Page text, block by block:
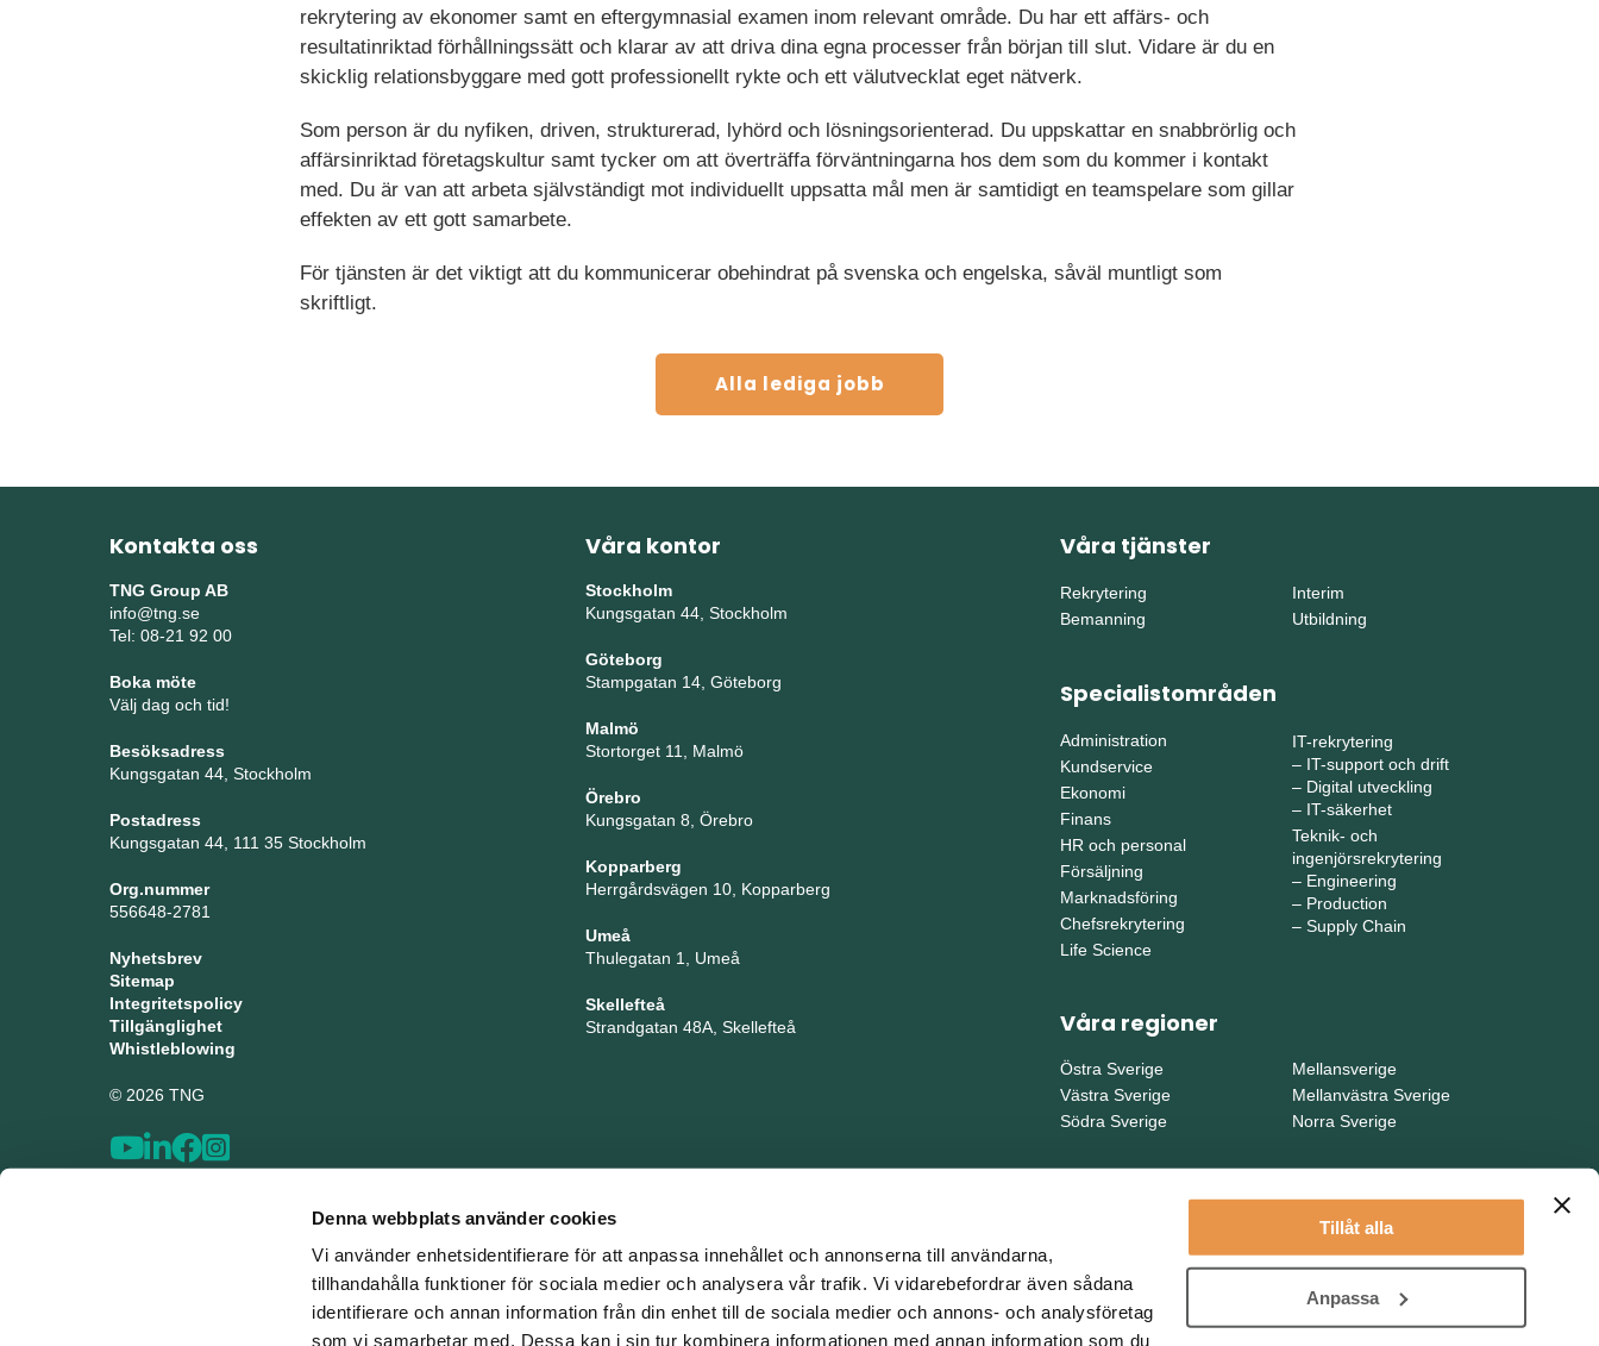
Denna webbplats använder cookies
Vi använder enhetsidentifierare för att anpassa innehållet och annonserna till användarna,
tillhandahålla funktioner för sociala medier och analysera vår trafik. Vi vidarebefordrar även sådana
identifierare och annan information från din enhet till de sociala medier och annons- och analysföretag
som vi samarbetar med. Dessa kan i sin tur kombinera informationen med annan information som du
Tillåt alla
Anpassa
rekrytering av ekonomer samt en eftergymnasial examen inom relevant område. Du har ett affärs- och
resultatinriktad förhållningssätt och klarar av att driva dina egna processer från början till slut. Vidare är du en
skicklig relationsbyggare med gott professionellt rykte och ett välutvecklat eget nätverk.
Som person är du nyfiken, driven, strukturerad, lyhörd och lösningsorienterad. Du uppskattar en snabbrörlig och
affärsinriktad företagskultur samt tycker om att överträffa förväntningarna hos dem som du kommer i kontakt
med. Du är van att arbeta självständigt mot individuellt uppsatta mål men är samtidigt en teamspelare som gillar
effekten av ett gott samarbete.
För tjänsten är det viktigt att du kommunicerar obehindrat på svenska och engelska, såväl muntligt som
skriftligt.
Alla lediga jobb
Kontakta oss
TNG Group AB
info@tng.se
Tel: 08-21 92 00
Boka möte
Välj dag och tid!
Besöksadress
Kungsgatan 44, Stockholm
Postadress
Kungsgatan 44, 111 35 Stockholm
Org.nummer
556648-2781
Nyhetsbrev
Sitemap
Integritetspolicy
Tillgänglighet
Whistleblowing
© 2026 TNG
Våra kontor
Stockholm
Kungsgatan 44, Stockholm
Göteborg
Stampgatan 14, Göteborg
Malmö
Stortorget 11, Malmö
Örebro
Kungsgatan 8, Örebro
Kopparberg
Herrgårdsvägen 10, Kopparberg
Umeå
Thulegatan 1, Umeå
Skellefteå
Strandgatan 48A, Skellefteå
Våra tjänster
Rekrytering
Bemanning
Interim
Utbildning
Specialistområden
Administration
Kundservice
Ekonomi
Finans
HR och personal
Försäljning
Marknadsföring
Chefsrekrytering
Life Science
IT-rekrytering
– IT-support och drift
– Digital utveckling
– IT-säkerhet
Teknik- och
ingenjörsrekrytering
– Engineering
– Production
– Supply Chain
Våra regioner
Östra Sverige
Västra Sverige
Södra Sverige
Mellansverige
Mellanvästra Sverige
Norra Sverige
TNG är en del i företagsgruppen Key People Group